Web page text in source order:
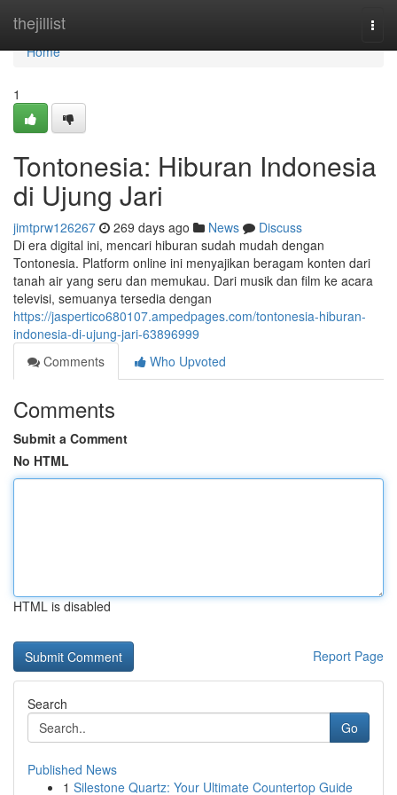
thejillist
Home
Home
1
Tontonesia: Hiburan Indonesia
di Ujung Jari
jimtprw126267 269 days ago News
Discuss
Di era digital ini, mencari hiburan sudah mudah dengan
Tontonesia. Platform online ini menyajikan beragam konten dari
tanah air yang seru dan memukau. Dari musik dan film ke acara
televisi, semuanya tersedia dengan
https://jaspertico680107.ampedpages.com/tontonesia-hiburan-
indonesia-di-ujung-jari-63896999
Comments
Who Upvoted
Comments
Submit a Comment
No HTML
HTML is disabled
Report Page
Search
Go
Published News
1 Silestone Quartz: Your Ultimate Countertop Guide